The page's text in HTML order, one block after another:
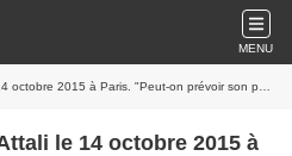
MENU
2015 à Paris. "Peut-on prévoir son propre avenir"?
le 14 octobre 2015 à